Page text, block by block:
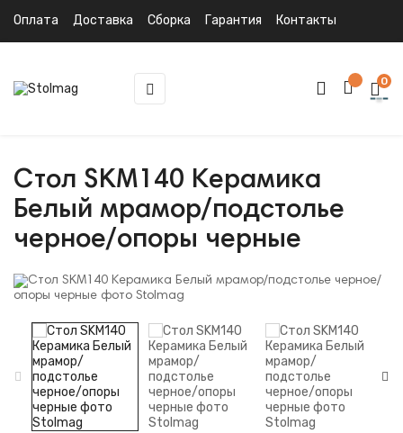
Оплата Доставка Сборка Гарантия Контакты
Toggle
navigation
☰ 0
Стол SKM140 Керамика
Белый мрамор/подстолье
черное/опоры черные